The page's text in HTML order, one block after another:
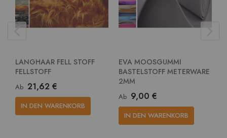
LANGHAAR FELL STOFF
FELLSTOFF
Ab 21,62 €
IN DEN WARENKORB
EVA MOOSGUMMI
BASTELSTOFF METERWARE
2MM
Ab 9,00 €
IN DEN WARENKORB